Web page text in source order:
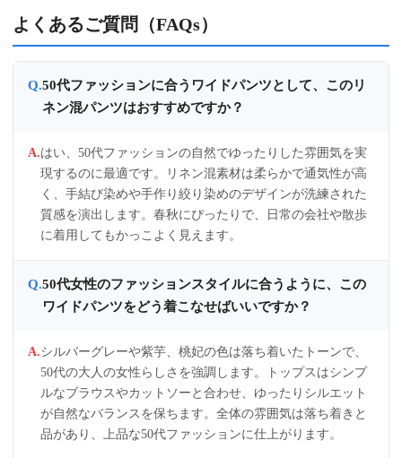
よくあるご質問（FAQs）
50代ファッションに合うワイドパンツとして、このリ
ネン混パンツはおすすめですか？
はい、50代ファッションの自然でゆったりした雰囲気を実
現するのに最適です。リネン混素材は柔らかで通気性が高
く、手結び染めや手作り絞り染めのデザインが洗練された
質感を演出します。春秋にぴったりで、日常の会社や散歩
に着用してもかっこよく見えます。
50代女性のファッションスタイルに合うように、この
ワイドパンツをどう着こなせばいいですか？
シルバーグレーや紫芋、桃妃の色は落ち着いたトーンで、
50代の大人の女性らしさを強調します。トップスはシンプ
ルなブラウスやカットソーと合わせ、ゆったりシルエット
が自然なバランスを保ちます。全体の雰囲気は落ち着きと
品があり、上品な50代ファッションに仕上がります。